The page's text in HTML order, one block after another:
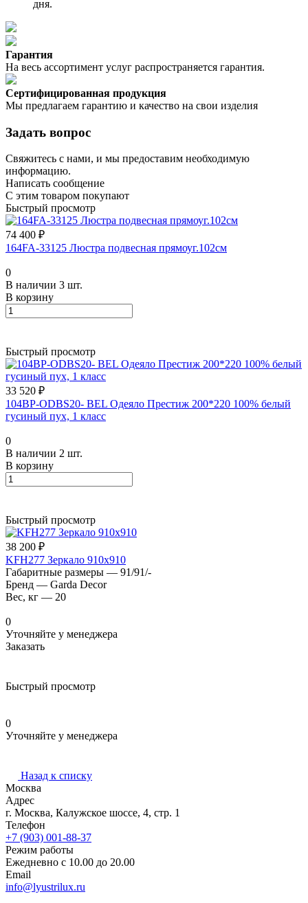
дня.
Гарантия
На весь ассортимент услуг распространяется гарантия.
Сертифицированная продукция
Мы предлагаем гарантию и качество на свои изделия
Задать вопрос
Свяжитесь с нами, и мы предоставим необходимую
информацию.
Написать сообщение
С этим товаром покупают
Быстрый просмотр
74 400 ₽
164FA-33125 Люстра подвесная прямоуг.102см
0
В наличии 3 шт.
В корзину
Быстрый просмотр
33 520 ₽
104BP-ODBS20- BEL Одеяло Престиж 200*220 100% белый
гусиный пух, 1 класс
0
В наличии 2 шт.
В корзину
Быстрый просмотр
38 200 ₽
KFH277 Зеркало 910х910
Габаритные размеры — 91/91/-
Бренд — Garda Decor
Вес, кг — 20
0
Уточняйте у менеджера
Заказать
Быстрый просмотр
0
Уточняйте у менеджера
Назад к списку
Москва
Адрес
г. Москва, Калужское шоссе, 4, стр. 1
Телефон
+7 (903) 001-88-37
Режим работы
Ежедневно с 10.00 до 20.00
Email
info@lyustrilux.ru